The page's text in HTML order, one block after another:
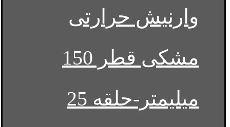
وارنیش حرارتی
مشکی قطر 150
میلیمتر-حلقه 25